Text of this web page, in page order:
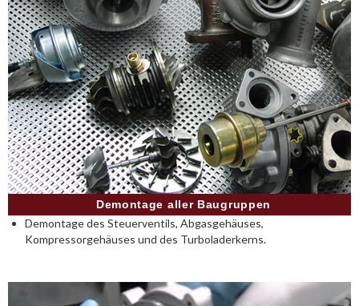
Demontage aller Baugruppen
Demontage des Steuerventils, Abgasgehäuses,
Kompressorgehäuses und des Turboladerkerns.